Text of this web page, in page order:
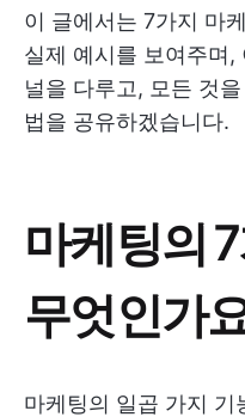
이 글에서는 7가지 마
실제 예시를 보여주며,
널을 다루고, 모든 것
법을 공유하겠습니다.
마케팅의
무엇인가
마케팅의 일곱 가지 기